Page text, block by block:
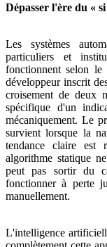
Dépasser l'ère du «
Les systèmes
particuliers et
fonctionnent selon le
développeur inscrit
croisement de deux
spécifique d'un
mécaniquement. Le
survient lorsque la
tendance claire est
algorithme statique
peut pas sortir du
fonctionner à perte
manuellement.
L'intelligence